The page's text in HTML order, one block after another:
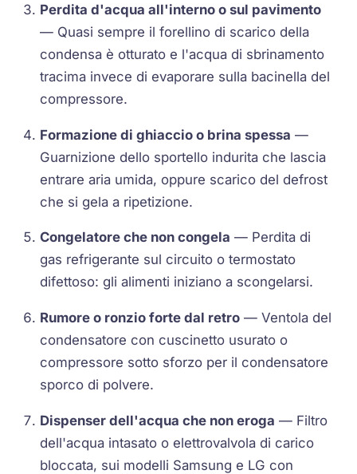
Perdita d'acqua all'interno o sul pavimento
— Quasi sempre il forellino di scarico della
condensa è otturato e l'acqua di sbrinamento
tracima invece di evaporare sulla bacinella del
compressore.
Formazione di ghiaccio o brina spessa —
Guarnizione dello sportello indurita che lascia
entrare aria umida, oppure scarico del defrost
che si gela a ripetizione.
Congelatore che non congela — Perdita di
gas refrigerante sul circuito o termostato
difettoso: gli alimenti iniziano a scongelarsi.
Rumore o ronzio forte dal retro — Ventola del
condensatore con cuscinetto usurato o
compressore sotto sforzo per il condensatore
sporco di polvere.
Dispenser dell'acqua che non eroga — Filtro
dell'acqua intasato o elettrovalvola di carico
bloccata, sui modelli Samsung e LG con